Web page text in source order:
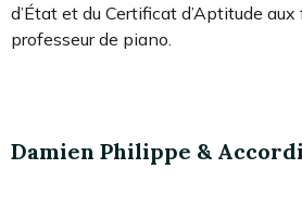
d’État et du Certificat d’Aptitude
professeur de piano.
Damien Philippe &